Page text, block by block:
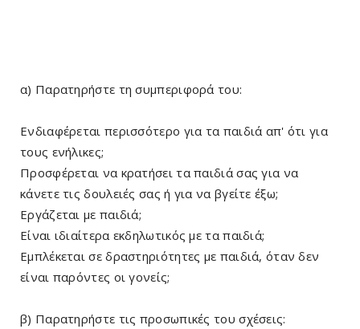
α) Παρατηρήστε τη συμπεριφορά του:
Ενδιαφέρεται περισσότερο για τα παιδιά απ' ότι για
τους ενήλικες;
Προσφέρεται να κρατήσει τα παιδιά σας για να
κάνετε τις δουλειές σας ή για να βγείτε έξω;
Εργάζεται με παιδιά;
Είναι ιδιαίτερα εκδηλωτικός με τα παιδιά;
Εμπλέκεται σε δραστηριότητες με παιδιά, όταν δεν
είναι παρόντες οι γονείς;
β) Παρατηρήστε τις προσωπικές του σχέσεις: